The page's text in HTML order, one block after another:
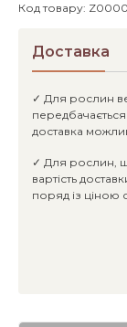
Код товару:
Доставка
✓ Для рослин
передбачається
доставка
✓ Для рослин,
вартість
поряд із ціною